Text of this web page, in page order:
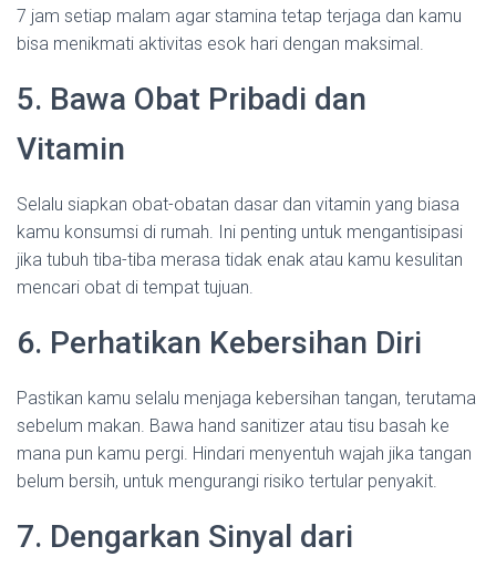
7 jam setiap malam agar stamina tetap terjaga dan kamu
bisa menikmati aktivitas esok hari dengan maksimal.
5. Bawa Obat Pribadi dan
Vitamin
Selalu siapkan obat-obatan dasar dan vitamin yang biasa
kamu konsumsi di rumah. Ini penting untuk mengantisipasi
jika tubuh tiba-tiba merasa tidak enak atau kamu kesulitan
mencari obat di tempat tujuan.
6. Perhatikan Kebersihan Diri
Pastikan kamu selalu menjaga kebersihan tangan, terutama
sebelum makan. Bawa hand sanitizer atau tisu basah ke
mana pun kamu pergi. Hindari menyentuh wajah jika tangan
belum bersih, untuk mengurangi risiko tertular penyakit.
7. Dengarkan Sinyal dari